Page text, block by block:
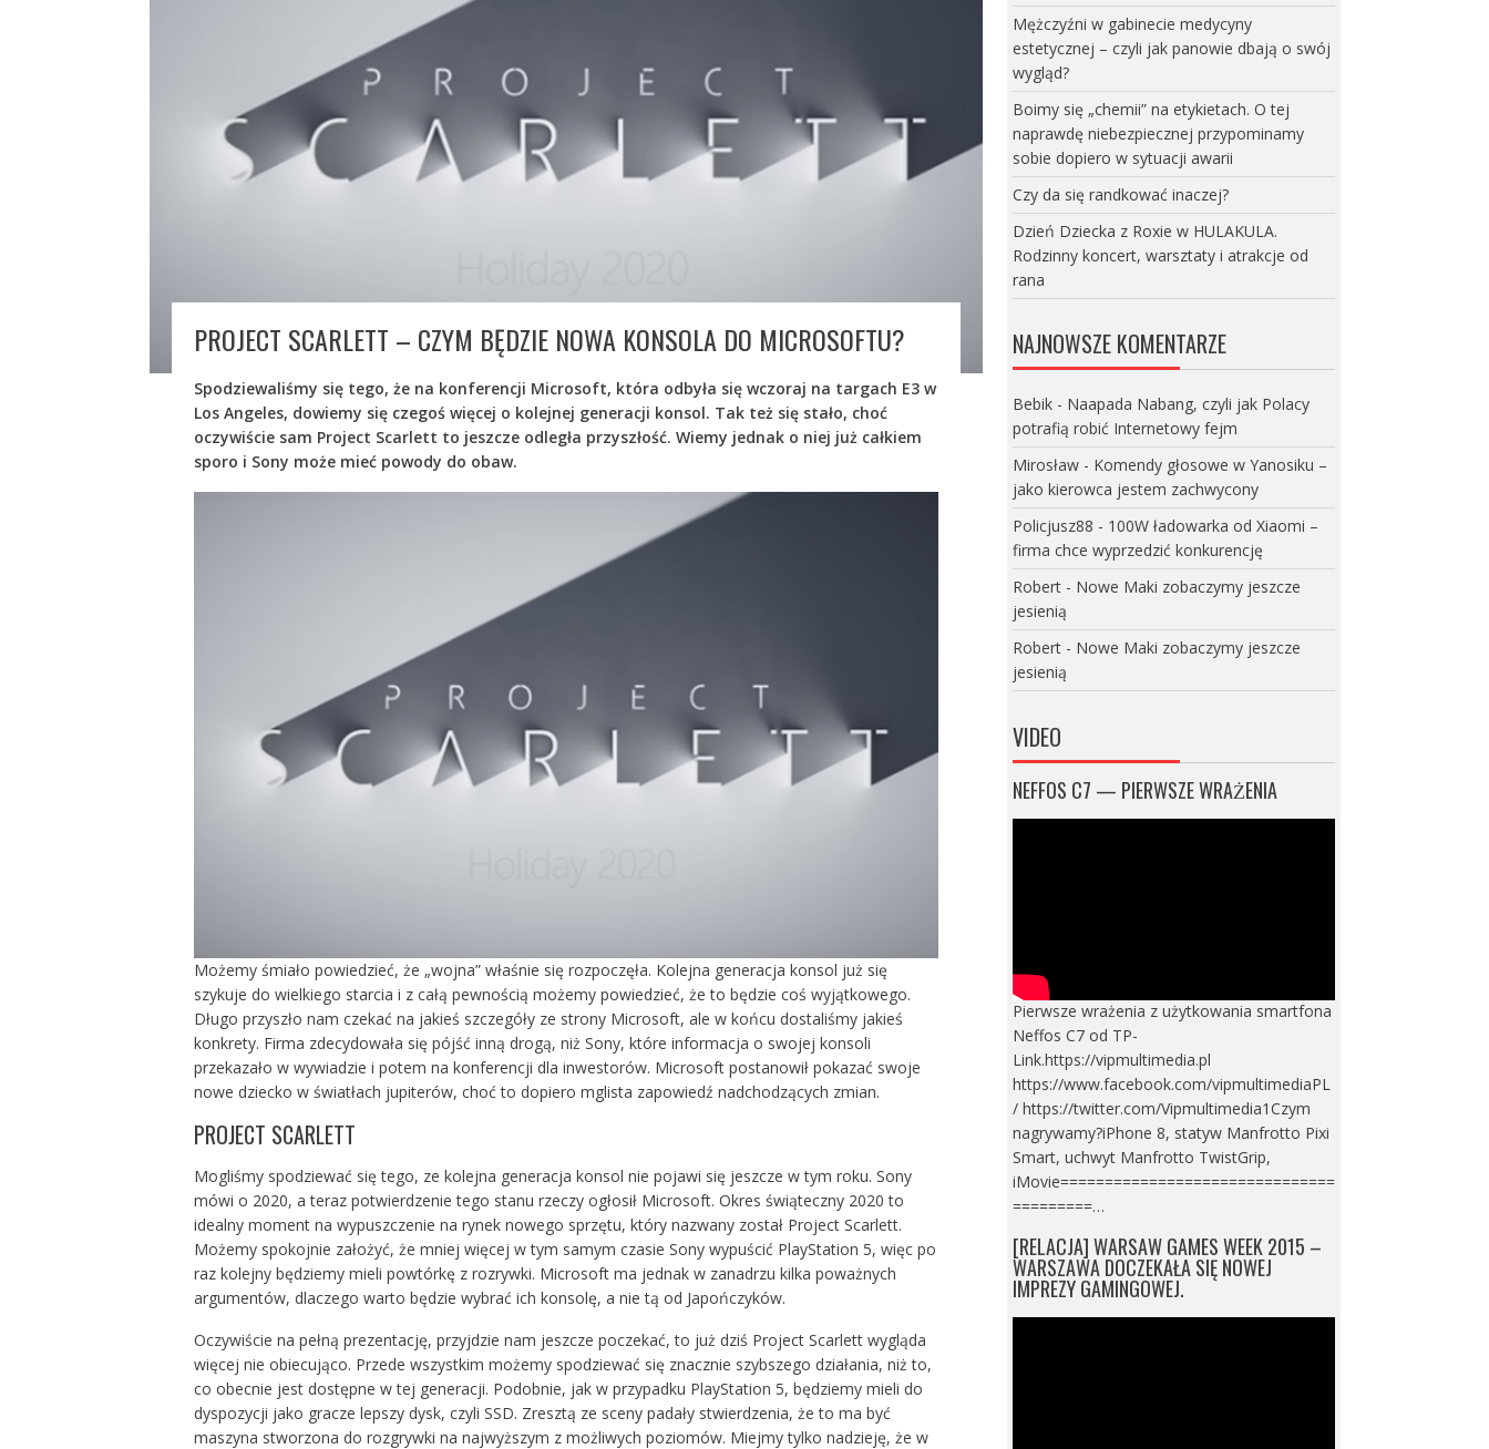
PROJECT SCARLETT – CZYM BĘDZIE NOWA KONSOLA DO MICROSOFTU?
Spodziewaliśmy się tego, że na konferencji Microsoft, która odbyła się wczoraj na targach E3 w
Los Angeles, dowiemy się czegoś więcej o kolejnej generacji konsol. Tak też się stało, choć
oczywiście sam Project Scarlett to jeszcze odległa przyszłość. Wiemy jednak o niej już całkiem
sporo i Sony może mieć powody do obaw.
Możemy śmiało powiedzieć, że „wojna” właśnie się rozpoczęła. Kolejna generacja konsol już się
szykuje do wielkiego starcia i z całą pewnością możemy powiedzieć, że to będzie coś wyjątkowego.
Długo przyszło nam czekać na jakieś szczegóły ze strony Microsoft, ale w końcu dostaliśmy jakieś
konkrety. Firma zdecydowała się pójść inną drogą, niż Sony, które informacja o swojej konsoli
przekazało w wywiadzie i potem na konferencji dla inwestorów. Microsoft postanowił pokazać swoje
nowe dziecko w światłach jupiterów, choć to dopiero mglista zapowiedź nadchodzących zmian.
PROJECT SCARLETT
Mogliśmy spodziewać się tego, ze kolejna generacja konsol nie pojawi się jeszcze w tym roku. Sony
mówi o 2020, a teraz potwierdzenie tego stanu rzeczy ogłosił Microsoft. Okres świąteczny 2020 to
idealny moment na wypuszczenie na rynek nowego sprzętu, który nazwany został Project Scarlett.
Możemy spokojnie założyć, że mniej więcej w tym samym czasie Sony wypuścić PlayStation 5, więc po
raz kolejny będziemy mieli powtórkę z rozrywki. Microsoft ma jednak w zanadrzu kilka poważnych
argumentów, dlaczego warto będzie wybrać ich konsolę, a nie tą od Japończyków.
Oczywiście na pełną prezentację, przyjdzie nam jeszcze poczekać, to już dziś Project Scarlett wygląda
więcej nie obiecująco. Przede wszystkim możemy spodziewać się znacznie szybszego działania, niż to,
co obecnie jest dostępne w tej generacji. Podobnie, jak w przypadku PlayStation 5, będziemy mieli do
dyspozycji jako gracze lepszy dysk, czyli SSD. Zresztą ze sceny padały stwierdzenia, że to ma być
maszyna stworzona do rozgrywki na najwyższym z możliwych poziomów. Miejmy tylko nadzieję, że w
Mężczyźni w gabinecie medycyny
estetycznej – czyli jak panowie dbają o swój
wygląd?
Boimy się „chemii” na etykietach. O tej
naprawdę niebezpiecznej przypominamy
sobie dopiero w sytuacji awarii
Czy da się randkować inaczej?
Dzień Dziecka z Roxie w HULAKULA.
Rodzinny koncert, warsztaty i atrakcje od
rana
NAJNOWSZE KOMENTARZE
Bebik- Naapada Nabang, czyli jak Polacy
potrafią robić Internetowy fejm
Mirosław- Komendy głosowe w Yanosiku –
jako kierowca jestem zachwycony
Policjusz88 - 100W ładowarka od Xiaomi –
firma chce wyprzedzić konkurencję
Robert- Nowe Maki zobaczymy jeszcze
jesienią
Robert- Nowe Maki zobaczymy jeszcze
jesienią
VIDEO
NEFFOS C7 — PIERWSZE WRAŻENIA
Pierwsze wrażenia z użytkowania smartfona
Neffos C7 od TP-
Link.https://vipmultimedia.pl
https://www.facebook.com/vipmultimediaPL
/ https://twitter.com/Vipmultimedia1Czym
nagrywamy?iPhone 8, statyw Manfrotto Pixi
Smart, uchwyt Manfrotto TwistGrip,
iMovie===============================
=========…
[RELACJA] WARSAW GAMES WEEK 2015 –
WARSZAWA DOCZEKAŁA SIĘ NOWEJ
IMPREZY GAMINGOWEJ.